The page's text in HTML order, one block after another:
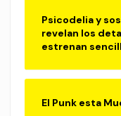
Psicodelia y
revelan los
estrenan
El Punk esta